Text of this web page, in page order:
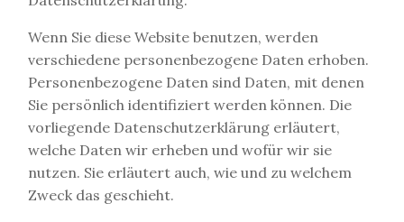
Wenn Sie diese Website benutzen, werden
verschiedene personenbezogene Daten erhoben.
Personenbezogene Daten sind Daten, mit denen
Sie persönlich identifiziert werden können. Die
vorliegende Datenschutzerklärung erläutert,
welche Daten wir erheben und wofür wir sie
nutzen. Sie erläutert auch, wie und zu welchem
Zweck das geschieht.